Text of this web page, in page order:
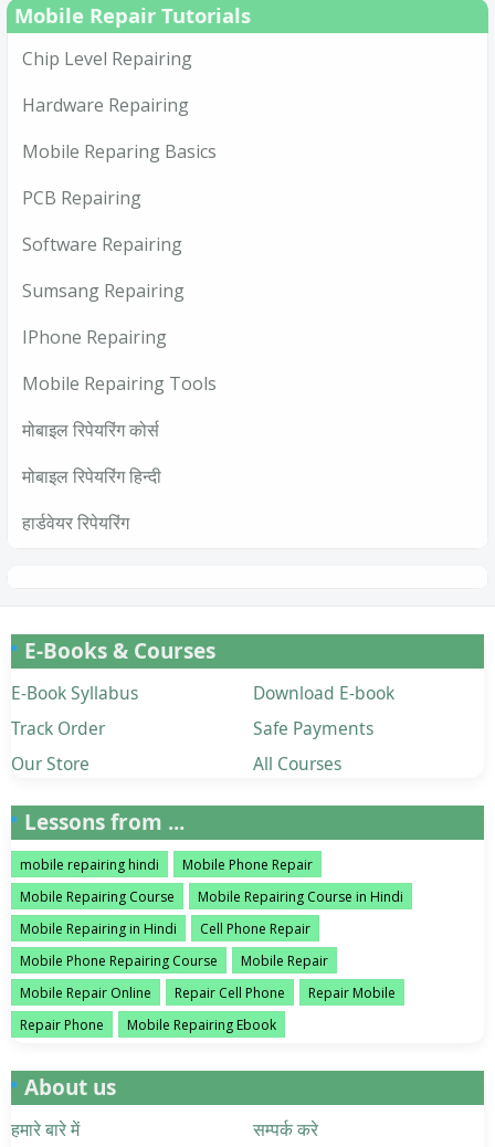
Mobile Repair Tutorials
Chip Level Repairing
Hardware Repairing
Mobile Reparing Basics
PCB Repairing
Software Repairing
Sumsang Repairing
IPhone Repairing
Mobile Repairing Tools
मोबाइल रिपेयरिंग कोर्स
मोबाइल रिपेयरिंग हिन्दी
हार्डवेयर रिपेयरिंग
E-Books & Courses
E-Book Syllabus
Download E-book
Track Order
Safe Payments
Our Store
All Courses
Lessons from ...
mobile repairing hindi
Mobile Phone Repair
Mobile Repairing Course
Mobile Repairing Course in Hindi
Mobile Repairing in Hindi
Cell Phone Repair
Mobile Phone Repairing Course
Mobile Repair
Mobile Repair Online
Repair Cell Phone
Repair Mobile
Repair Phone
Mobile Repairing Ebook
About us
हमारे बारे में सम्पर्क करे